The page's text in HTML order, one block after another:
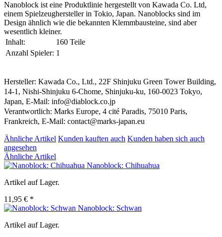
Nanoblock ist eine Produktlinie hergestellt von Kawada Co. Ltd,
einem Spielzeughersteller in Tokio, Japan. Nanoblocks sind im
Design ähnlich wie die bekannten Klemmbausteine, sind aber
wesentlich kleiner.
Inhalt:
160 Teile
Anzahl Spieler: 1
Hersteller: Kawada Co., Ltd., 22F Shinjuku Green Tower Building,
14-1, Nishi-Shinjuku 6-Chome, Shinjuku-ku, 160-0023 Tokyo,
Japan, E-Mail: info@diablock.co.jp
Verantwortlich: Marks Europe, 4 cité Paradis, 75010 Paris,
Frankreich, E-Mail: contact@marks-japan.eu
Ähnliche Artikel Kunden kauften auch Kunden haben sich auch
angesehen
Ähnliche Artikel
Nanoblock: Chihuahua
Artikel auf Lager.
11,95 € *
Nanoblock: Schwan
Artikel auf Lager.